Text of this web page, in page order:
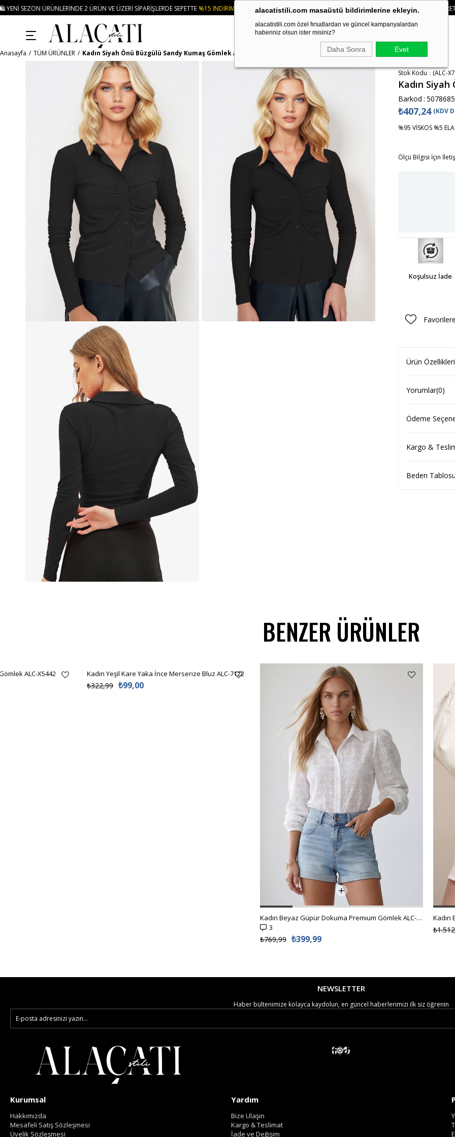
alacatistili.com masaüstü bildirimlerine ekleyin.
alacatistili.com özel fırsatlardan ve güncel kampanyalardan
haberiniz olsun ister misiniz?
Daha Sonra Evet
2 ÜRÜN VE ÜZERI SIPARIŞLERDE SEPETTE%15 İNDIRIM • 🚚KREDI KARTI VE HAVALE ÖDEMELERINIZDE 750₺ ÜZERI KARGO ÜCRETSIZ • 🛍️ YENI
Anasayfa TÜM ÜRÜNLER Kadın Siyah Önü Büzgülü Sandy Kumaş Gömlek ALC-X7781
Stok Kodu (ALC-
Kadın
Barkod :
₺407,24 (KDV
%95 VİSKOS %5
Ölçü Bilgisi İçin
Koşulsuz İade
Ürün Özellikleri
Yorumlar(0)
Ödeme
Kargo &
Beden
BENZER ÜRÜNLER
ALC-X5442 Kadın Yeşil Kare Yaka İnce Merserize Bluz ALC-7122
₺99,00
₺322,99
Kadın Beyaz Güpür Dokuma Premıum Gömlek ALC-X4366
3
₺399,99
₺769,99
NEWSLETTER
Haber bültenimize kolayca kaydolun, en güncel haberlerimizi ilk siz öğrenin
Kurumsal
Hakkımızda
Mesafeli Satış Sözleşmesi
Üyelik Sözleşmesi
Yardım
Bize Ulaşın
Kargo & Teslimat
İade ve Değişim